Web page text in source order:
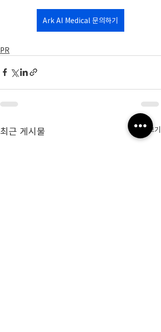
Ark AI Medical 문의하기
PR
최근 게시물 전체 보기